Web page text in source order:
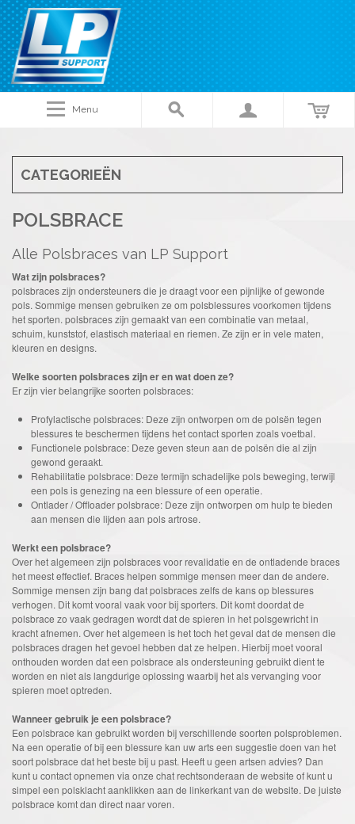
Menu
CATEGORIEËN
POLSBRACE
Alle Polsbraces van LP Support
Wat zijn polsbraces?
polsbraces zijn ondersteuners die je draagt ​​voor een pijnlijke of gewonde
pols. Sommige mensen gebruiken ze om polsblessures voorkomen tijdens
het sporten. polsbraces zijn gemaakt van een combinatie van metaal,
schuim, kunststof, elastisch materiaal en riemen. Ze zijn er in vele maten,
kleuren en designs.
Welke soorten polsbraces zijn er en wat doen ze?
Er zijn vier belangrijke soorten polsbraces:
Profylactische polsbraces: Deze zijn ontworpen om de polsën tegen
blessures te beschermen tijdens het contact sporten zoals voetbal.
Functionele polsbrace: Deze geven steun aan de polsën die al zijn
gewond geraakt.
Rehabilitatie polsbrace: Deze termijn schadelijke pols beweging, terwijl
een pols is genezing na een blessure of een operatie.
Ontlader / Offloader polsbrace: Deze zijn ontworpen om hulp te bieden
aan mensen die lijden aan pols artrose.
Werkt een polsbrace?
Over het algemeen zijn polsbraces voor revalidatie en de ontladende braces
het meest effectief. Braces helpen sommige mensen meer dan de andere.
Sommige mensen zijn bang dat polsbraces zelfs de kans op blessures
verhogen. Dit komt vooral vaak voor bij sporters. Dit komt doordat de
polsbrace zo vaak gedragen wordt dat de spieren in het polsgewricht in
kracht afnemen. Over het algemeen is het toch het geval dat de mensen die
polsbraces dragen het gevoel hebben dat ze helpen. Hierbij moet vooral
onthouden worden dat een polsbrace als ondersteuning gebruikt dient te
worden en niet als langdurige oplossing waarbij het als vervanging voor
spieren moet optreden.
Wanneer gebruik je een polsbrace?
Een polsbrace kan gebruikt worden bij verschillende soorten polsproblemen.
Na een operatie of bij een blessure kan uw arts een suggestie doen van het
soort polsbrace dat het beste bij u past. Heeft u geen artsen advies? Dan
kunt u contact opnemen via onze chat rechtsonderaan de website of kunt u
simpel een polsklacht aanklikken aan de linkerkant van de website. De juiste
polsbrace komt dan direct naar voren.